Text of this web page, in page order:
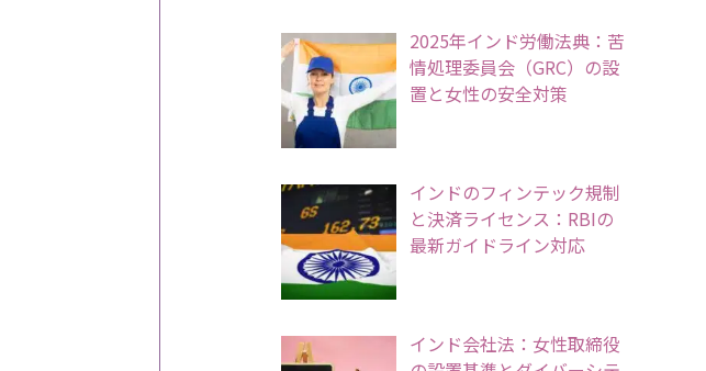
2025年インド労働法典：苦
情処理委員会（GRC）の設
置と女性の安全対策
インドのフィンテック規制
と決済ライセンス：RBIの
最新ガイドライン対応
インド会社法：女性取締役